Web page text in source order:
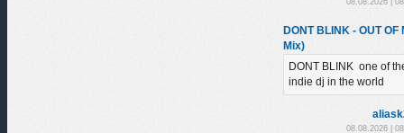
DONT BLINK - OUT
Mix)
DONT BLINK one of
indie dj in the world
08.08.2026 |